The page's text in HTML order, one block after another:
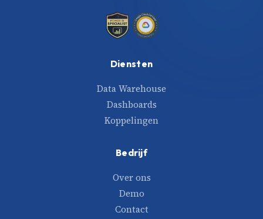
Diensten
Data Warehouse
Dashboards
Koppelingen
Bedrijf
Over ons
Demo
Contact